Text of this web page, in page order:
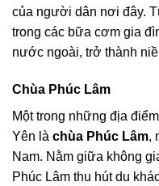
của người dân nơi đây.
trong các bữa cơm gia
nước ngoài, trở thành
Chùa Phúc Lâm
Một trong những địa
Yên là chùa Phúc Lâm,
Nam. Nằm giữa không
Phúc Lâm thu hút du